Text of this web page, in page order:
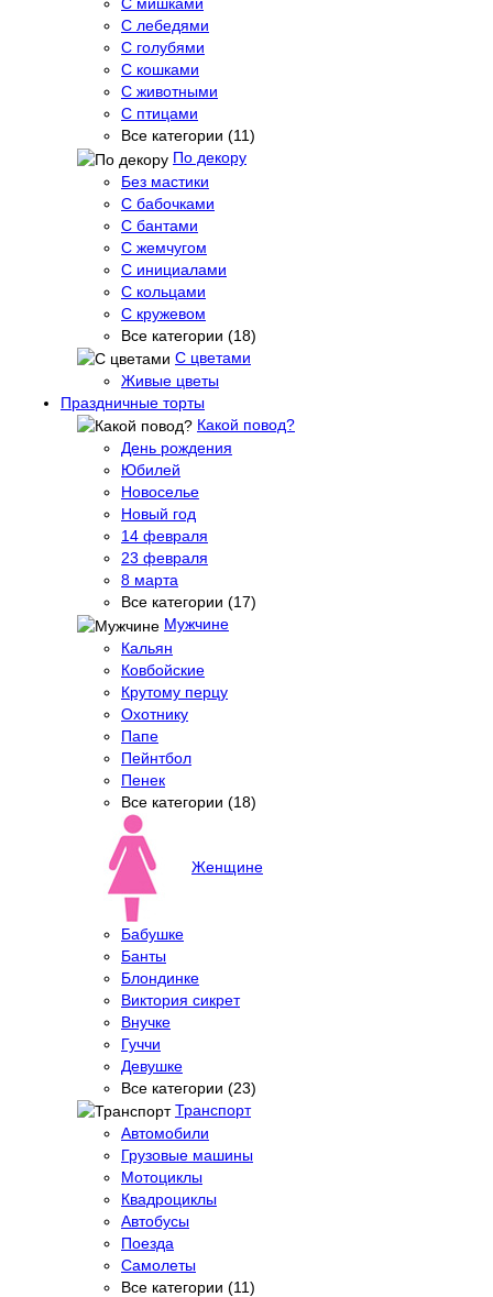
С мишками
С лебедями
С голубями
С кошками
С животными
С птицами
Все категории (11)
По декору
Без мастики
С бабочками
С бантами
С жемчугом
С инициалами
С кольцами
С кружевом
Все категории (18)
С цветами
Живые цветы
Праздничные торты
Какой повод?
День рождения
Юбилей
Новоселье
Новый год
14 февраля
23 февраля
8 марта
Все категории (17)
Мужчине
Кальян
Ковбойские
Крутому перцу
Охотнику
Папе
Пейнтбол
Пенек
Все категории (18)
Женщине
Бабушке
Банты
Блондинке
Виктория сикрет
Внучке
Гуччи
Девушке
Все категории (23)
Транспорт
Автомобили
Грузовые машины
Мотоциклы
Квадроциклы
Автобусы
Поезда
Самолеты
Все категории (11)